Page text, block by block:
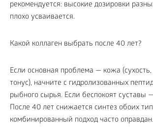
рекомендуется: высокие дозировки
плохо усваивается.
Какой коллаген выбрать после 40 лет?
Если основная проблема — кожа
тонус), начните с гидролизованных
рыбного сырья. Если беспокоят суставы
После 40 лет снижается синтез обоих
комбинированный подход часто оправдан.